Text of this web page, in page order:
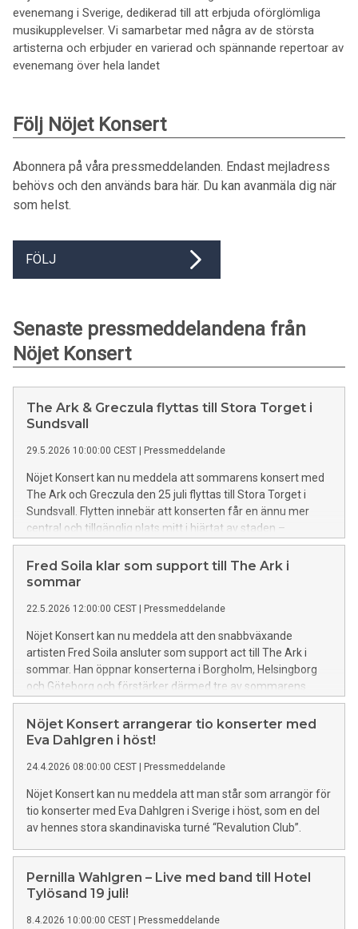
evenemang i Sverige, dedikerad till att erbjuda oförglömliga
musikupplevelser. Vi samarbetar med några av de största
artisterna och erbjuder en varierad och spännande repertoar av
evenemang över hela landet
Följ Nöjet Konsert
Abonnera på våra pressmeddelanden. Endast mejladress
behövs och den används bara här. Du kan avanmäla dig när
som helst.
FÖLJ
Senaste pressmeddelandena från
Nöjet Konsert
The Ark & Greczula flyttas till Stora Torget i
Sundsvall
29.5.2026 10:00:00 CEST | Pressmeddelande
Nöjet Konsert kan nu meddela att sommarens konsert med
The Ark och Greczula den 25 juli flyttas till Stora Torget i
Sundsvall. Flytten innebär att konserten får en ännu mer
central och tillgänglig plats mitt i hjärtat av staden –
samtidigt som ännu fler nu får möjlighet att uppleva kvällen
live.
Fred Soila klar som support till The Ark i
sommar
22.5.2026 12:00:00 CEST | Pressmeddelande
Nöjet Konsert kan nu meddela att den snabbväxande
artisten Fred Soila ansluter som support act till The Ark i
sommar. Han öppnar konserterna i Borgholm, Helsingborg
och Göteborg och förstärker därmed tre av sommarens
mest efterlängtade konsertkvällar.
Nöjet Konsert arrangerar tio konserter med
Eva Dahlgren i höst!
24.4.2026 08:00:00 CEST | Pressmeddelande
Nöjet Konsert kan nu meddela att man står som arrangör för
tio konserter med Eva Dahlgren i Sverige i höst, som en del
av hennes stora skandinaviska turné “Revalution Club”.
Pernilla Wahlgren – Live med band till Hotel
Tylösand 19 juli!
8.4.2026 10:00:00 CEST | Pressmeddelande